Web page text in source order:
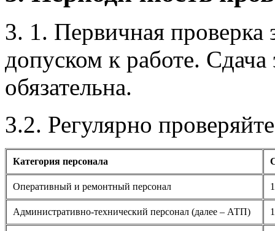
3. 1. Первичная проверка
допуском к работе.
обязательна.
3.2. Регулярно
Категория персонала
Оперативный и ремонтный персонал
Административно-технический персонал (далее – АТП)